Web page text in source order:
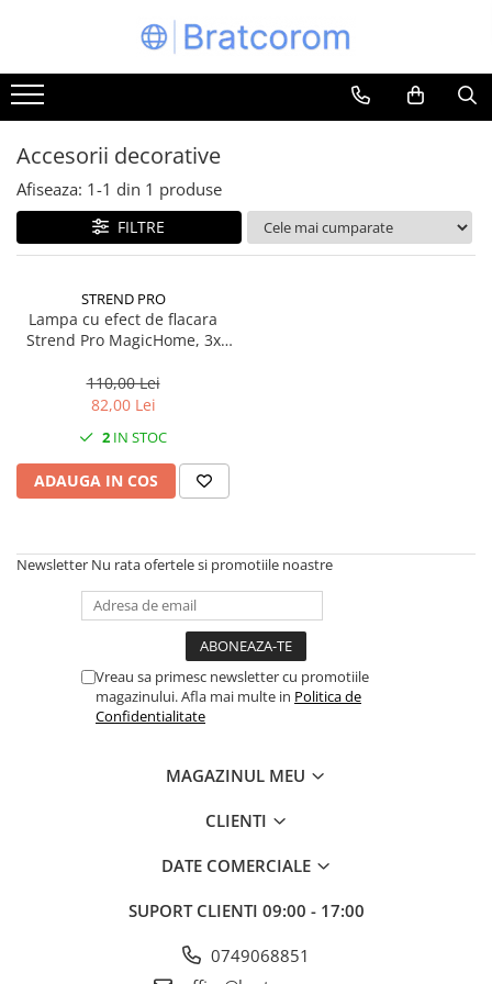
Toate Produsele
Articole animale
Adapatoare animale
Hrana pentru animale
Hrana pentru caini
Hrana pentru pisici
Bucatarii de vara Tuozi
Articole ambalare
Articole mobila
Articole organizare
Cutii postale
Electronice si electrocasnice
Accesorii gips carton
Accesorii decorative
Afiseaza: 1-1 din 1 produse
FILTRE
STREND PRO
Lampa cu efect de flacara
Strend Pro MagicHome, 3x
110,00 Lei
82,00 Lei
2 IN STOC
ADAUGA IN COS
Newsletter Nu rata ofertele si promotiile noastre
Vreau sa primesc newsletter cu promotiile
magazinului. Afla mai multe in Politica de
Confidentialitate
MAGAZINUL MEU
CLIENTI
DATE COMERCIALE
SUPORT CLIENTI 09:00 - 17:00
0749068851